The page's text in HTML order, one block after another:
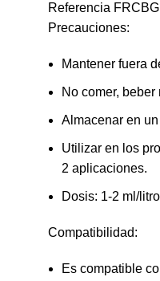
Referencia
Precauciones:
Mantener fuera
No comer,
Almacenar en
Utilizar en los
2 aplicaciones.
Dosis: 1-2 ml/
Compatibilidad:
Es compatible